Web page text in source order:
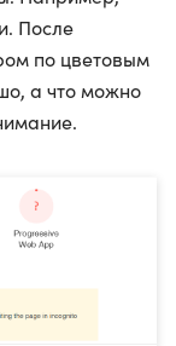
После
по цветовым
а что можно